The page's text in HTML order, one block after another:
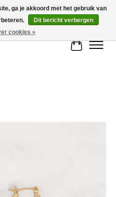
| Gratis verzending vanaf € 75
ga je akkoord met het gebruik van
Dit bericht verbergen
cookies »